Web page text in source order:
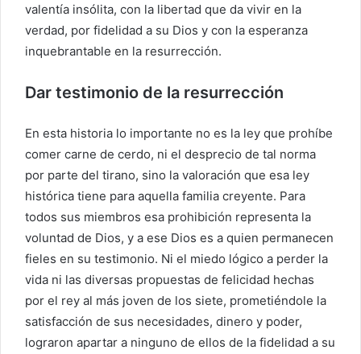
valentía insólita, con la libertad que da vivir en la
verdad, por fidelidad a su Dios y con la esperanza
inquebrantable en la resurrección.
Dar testimonio de la resurrección
En esta historia lo importante no es la ley que prohíbe
comer carne de cerdo, ni el desprecio de tal norma
por parte del tirano, sino la valoración que esa ley
histórica tiene para aquella familia creyente. Para
todos sus miembros esa prohibición representa la
voluntad de Dios, y a ese Dios es a quien permanecen
fieles en su testimonio. Ni el miedo lógico a perder la
vida ni las diversas propuestas de felicidad hechas
por el rey al más joven de los siete, prometiéndole la
satisfacción de sus necesidades, dinero y poder,
lograron apartar a ninguno de ellos de la fidelidad a su